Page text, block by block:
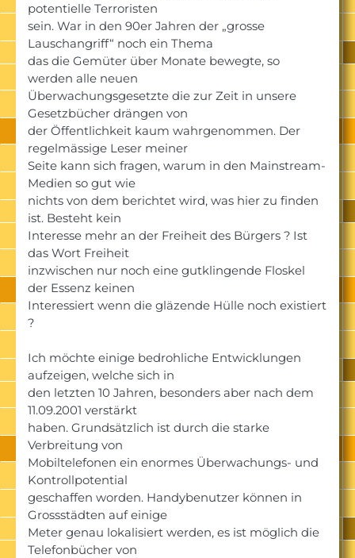
potentielle Terroristen
sein. War in den 90er Jahren der „grosse
Lauschangriff“ noch ein Thema
das die Gemüter über Monate bewegte, so
werden alle neuen
Überwachungsgesetzte die zur Zeit in unsere
Gesetzbücher drängen von
der Öffentlichkeit kaum wahrgenommen. Der
regelmässige Leser meiner
Seite kann sich fragen, warum in den Mainstream-
Medien so gut wie
nichts von dem berichtet wird, was hier zu finden
ist. Besteht kein
Interesse mehr an der Freiheit des Bürgers ? Ist
das Wort Freiheit
inzwischen nur noch eine gutklingende Floskel
der Essenz keinen
Interessiert wenn die gläzende Hülle noch existiert
?
Ich möchte einige bedrohliche Entwicklungen
aufzeigen, welche sich in
den letzten 10 Jahren, besonders aber nach dem
11.09.2001 verstärkt
haben. Grundsätzlich ist durch die starke
Verbreitung von
Mobiltelefonen ein enormes Überwachungs- und
Kontrollpotential
geschaffen worden. Handybenutzer können in
Grossstädten auf einige
Meter genau lokalisiert werden, es ist möglich die
Telefonbücher von